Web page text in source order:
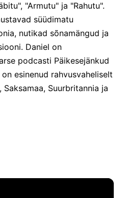
"Armutu" ja "Rahutu".
süüdimatu
nutikad sõnamängud ja
Daniel on
podcasti Päikesejänkud
esinenud rahvusvaheliselt
Suurbritannia ja